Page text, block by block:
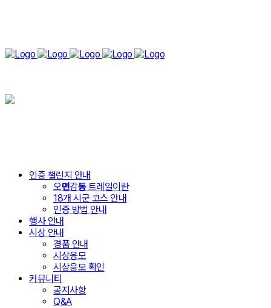
인증 챌린지 안내
오면감동트레일이란
18개 시군 코스 안내
인증 방법 안내
행사 안내
시상 안내
경품 안내
시상응모
시상응모 확인
커뮤니티
공지사항
Q&A